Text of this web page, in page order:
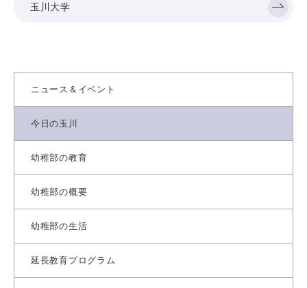
玉川大学
ニュース＆イベント
今日の玉川
幼稚部の教育
幼稚部の概要
幼稚部の生活
延長教育プログラム